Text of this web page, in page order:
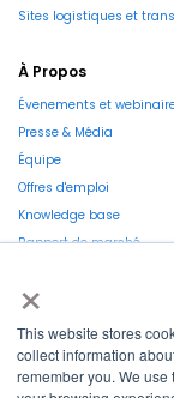
×
This website stores
collect information
remember you. We
Sites logistiques et
À Propos
Évenements et
Presse & Média
Équipe
Offres d'emploi
Knowledge base
Rapport de marché
La Région et